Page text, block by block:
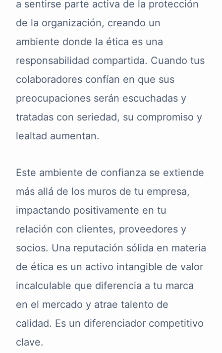
a sentirse parte activa de la protección
de la organización, creando un
ambiente donde la ética es una
responsabilidad compartida. Cuando tus
colaboradores confían en que sus
preocupaciones serán escuchadas y
tratadas con seriedad, su compromiso y
lealtad aumentan.
Este ambiente de confianza se extiende
más allá de los muros de tu empresa,
impactando positivamente en tu
relación con clientes, proveedores y
socios. Una reputación sólida en materia
de ética es un activo intangible de valor
incalculable que diferencia a tu marca
en el mercado y atrae talento de
calidad. Es un diferenciador competitivo
clave.